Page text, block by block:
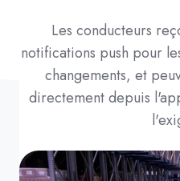
Les conducteurs
notifications push pour
changements, et
directement depuis